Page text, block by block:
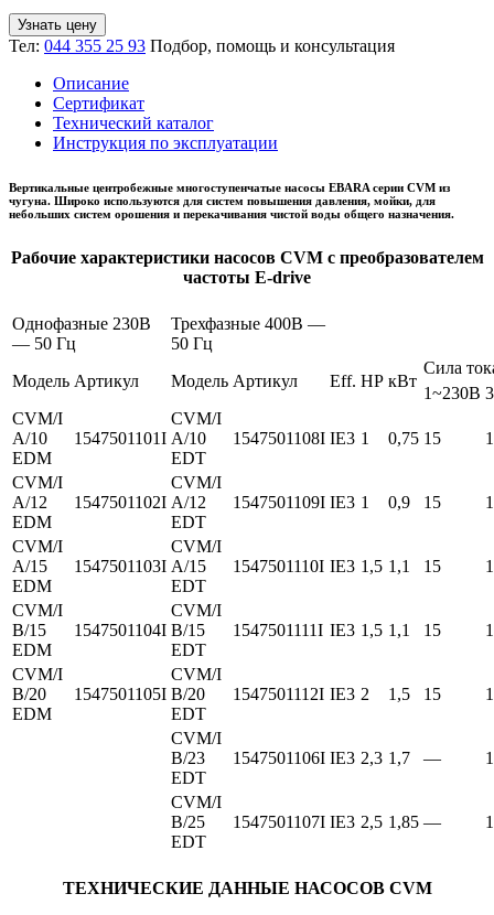
Узнать цену
Тел: 044 355 25 93 Подбор, помощь и консультация
Описание
Сертификат
Технический каталог
Инструкция по эксплуатации
Вертикальные центробежные многоступенчатые насосы EBARA серии CVM из
чугуна. Широко используются для систем повышения давления, мойки, для
небольших систем орошения и перекачивания чистой воды общего назначения.
Рабочие характеристики насосов CVM с преобразователем
частоты E-drive
Однофазные 230В
— 50 Гц
Трехфазные 400В —
50 Гц
Модель Артикул Модель Артикул Eff. HP кВт
Сила
1~230В
CVM/I
A/10
EDM
1547501101I
CVM/I
A/10
EDT
1547501108I IE3 1 0,75 15
CVM/I
A/12
EDM
1547501102I
CVM/I
A/12
EDT
1547501109I IE3 1 0,9 15
CVM/I
A/15
EDM
1547501103I
CVM/I
A/15
EDT
1547501110I IE3 1,5 1,1 15
CVM/I
B/15
EDM
1547501104I
CVM/I
B/15
EDT
1547501111I IE3 1,5 1,1 15
CVM/I
B/20
EDM
1547501105I
CVM/I
B/20
EDT
1547501112I IE3 2 1,5 15
CVM/I
B/23
EDT
1547501106I IE3 2,3 1,7 —
CVM/I
B/25
EDT
1547501107I IE3 2,5 1,85 —
ТЕХНИЧЕСКИЕ ДАННЫЕ НАСОСОВ CVM